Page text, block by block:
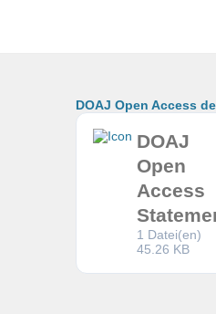
DOAJ Open Access
DOAJ
Open
Access
1 Datei(en)
45.26 KB